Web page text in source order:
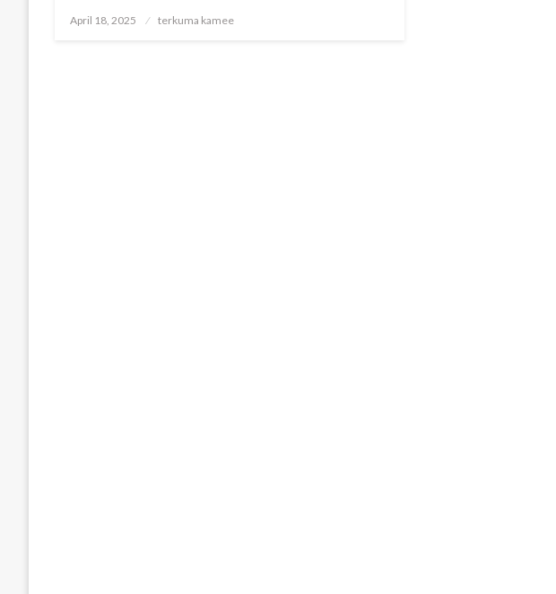
Posted
April 18, 2025 terkuma kamee